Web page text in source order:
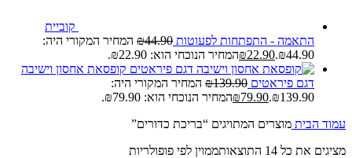
קוביית
התאמה - התפתחות לפעוטות
₪44.90
המחיר המקורי היה:
₪44.90.
₪22.90
המחיר הנוכחי הוא: ₪22.90.
קופסאת אחסון וישיבה
דגם פיראטים
₪139.90
המחיר המקורי היה:
₪139.90.
₪79.90
המחיר הנוכחי הוא: ₪79.90.
עמוד הבית מוצרים המתויגים “בריכת כדורים”
מציגים את כל ⁦14⁩ התוצאות
ממוין לפי פופולריות